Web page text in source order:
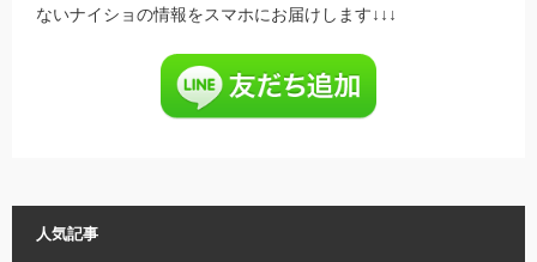
ないナイショの情報をスマホにお届けします↓↓↓
人気記事